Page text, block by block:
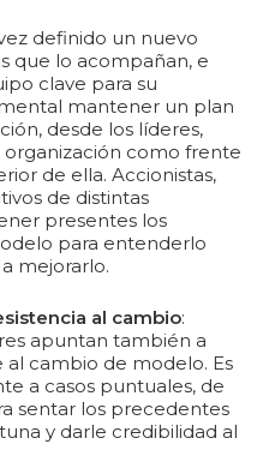
definido un nuevo
que lo acompañan, e
clave para su
mantener un plan
desde los líderes,
como frente
de ella. Accionistas,
de distintas
presentes los
para entenderlo
mejorarlo.
al cambio:
apuntan también a
cambio de modelo. Es
a casos puntuales, de
sentar los precedentes
y darle credibilidad al